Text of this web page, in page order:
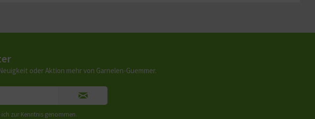
oder Aktion mehr von Garnelen-Guemmer.
ich zur Kenntnis genommen.